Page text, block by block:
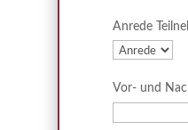
Anrede
Vor- und